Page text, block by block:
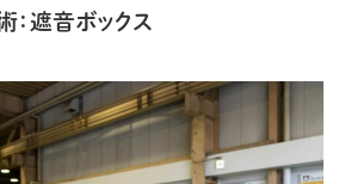
：遮音ボックス